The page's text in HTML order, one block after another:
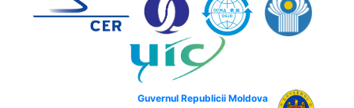
Guvernul Republicii Moldova